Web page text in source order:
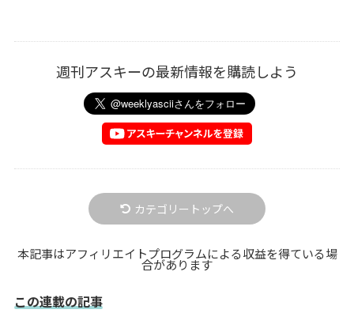
週刊アスキーの最新情報を購読しよう
カテゴリートップへ
本記事はアフィリエイトプログラムによる収益を得ている場
合があります
この連載の記事